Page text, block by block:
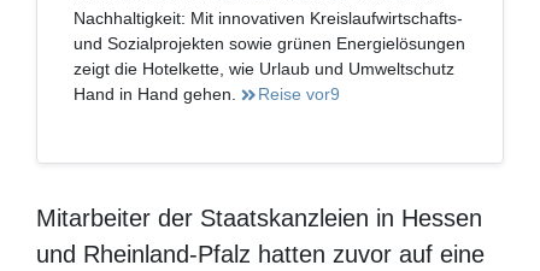
die
Nachhaltigkeitsstrategie
setzt auf den Balearen Maßstäbe in Sachen
und Sozialprojekten sowie grünen Energielösungen